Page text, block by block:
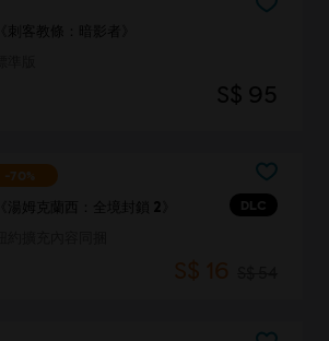
《刺客教條：暗影者》
S$ 95
-70%
DLC
《湯姆克蘭西：全境封鎖 2》